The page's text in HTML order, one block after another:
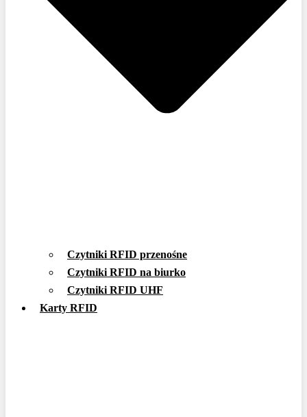
Czytniki RFID przenośne
Czytniki RFID na biurko
Czytniki RFID UHF
Karty RFID